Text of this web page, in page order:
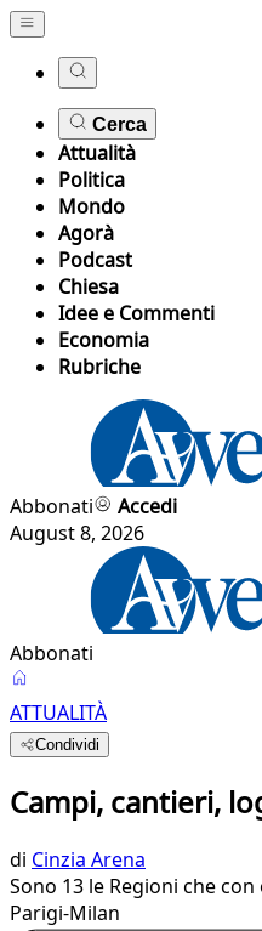
Cerca
Attualità
Politica
Mondo
Agorà
Podcast
Chiesa
Idee e Commenti
Economia
Rubriche
Abbonati
Accedi
August 8, 2026
Abbonati
ATTUALITÀ
Condividi
Campi, cantieri,
di Cinzia Arena
Sono 13 le Regioni che
Parigi-Milan